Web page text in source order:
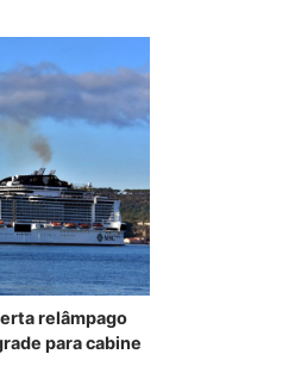
relâmpago
para cabine